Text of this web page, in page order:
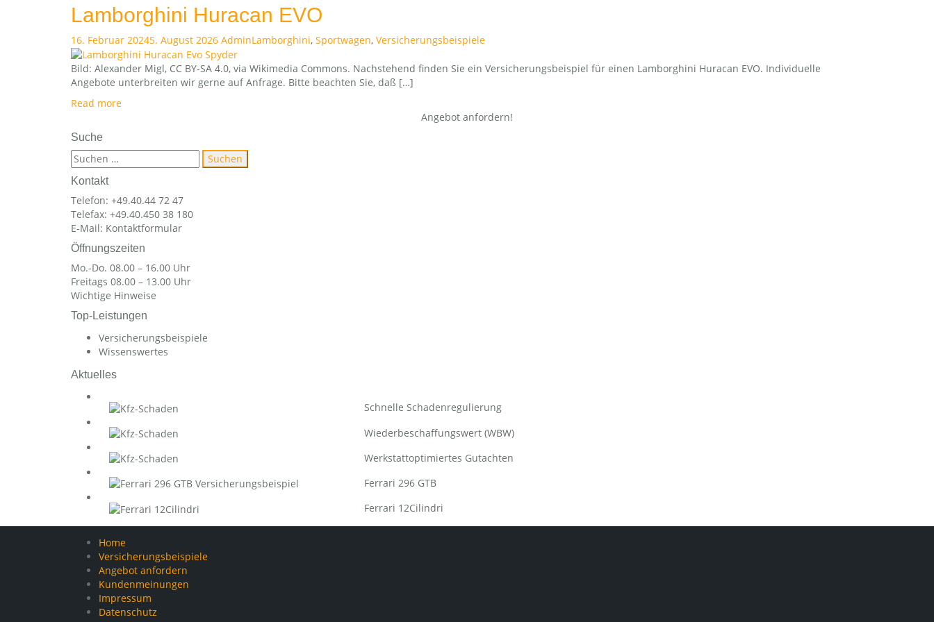
Lamborghini Huracan EVO
16. Februar 20245. August 2026 AdminLamborghini, Sportwagen, Versicherungsbeispiele
Bild: Alexander Migl, CC BY-SA 4.0, via Wikimedia Commons. Nachstehend finden Sie ein Versicherungsbeispiel für einen Lamborghini Huracan EVO. Individuelle
Angebote unterbreiten wir gerne auf Anfrage. Bitte beachten Sie, daß […]
Read more
Angebot anfordern!
Suche
Suchen
nach:
Kontakt
Telefon: +49.40.44 72 47
Telefax: +49.40.450 38 180
E-Mail: Kontaktformular
Öffnungszeiten
Mo.-Do. 08.00 – 16.00 Uhr
Freitags 08.00 – 13.00 Uhr
Wichtige Hinweise
Top-Leistungen
Versicherungsbeispiele
Wissenswertes
Aktuelles
Schnelle Schadenregulierung
Wiederbeschaffungswert (WBW)
Werkstattoptimiertes Gutachten
Ferrari 296 GTB
Ferrari 12Cilindri
Home
Versicherungsbeispiele
Angebot anfordern
Kundenmeinungen
Impressum
Datenschutz